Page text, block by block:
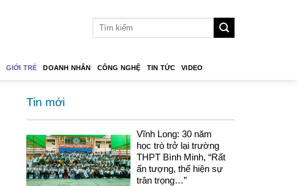
GIỚI TRẺ DOANH NHÂN CÔNG NGHỆ TIN TỨC VIDEO
Tin mới
Vĩnh Long: 30 năm
học trò trở lại trường
THPT Bình Minh, “Rất
ấn tượng, thể hiện sự
trân trọng…”